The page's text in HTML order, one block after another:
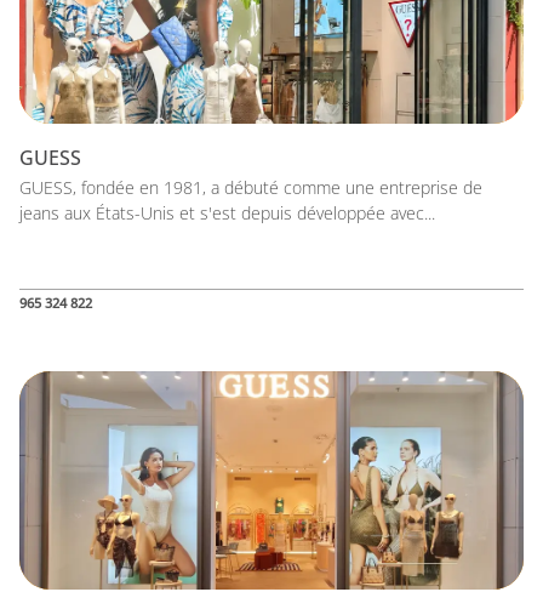
GUESS
GUESS, fondée en 1981, a débuté comme une entreprise de
jeans aux États-Unis et s'est depuis développée avec...
965 324 822